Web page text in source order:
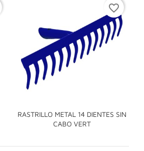
2.3/4" ACODADA 12PTS...
2.3/4" Acodada 12Pts Urrea
RASTRILLO METAL 14 DIENTES SIN
CABO VERT

favorite_border